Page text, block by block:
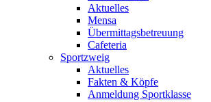
Aktuelles
Mensa
Übermittagsbetreuung
Cafeteria
Sportzweig
Aktuelles
Fakten & Köpfe
Anmeldung Sportklasse